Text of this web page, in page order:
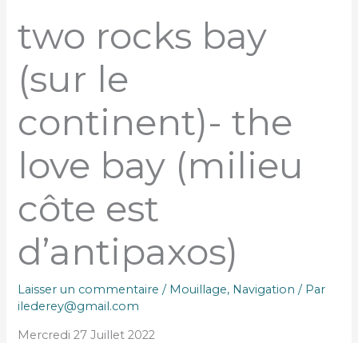
two rocks bay
(sur le
continent)- the
love bay (milieu
côte est
d’antipaxos)
Laisser un commentaire / Mouillage, Navigation / Par
ilederey@gmail.com
Mercredi 27 Juillet 2022